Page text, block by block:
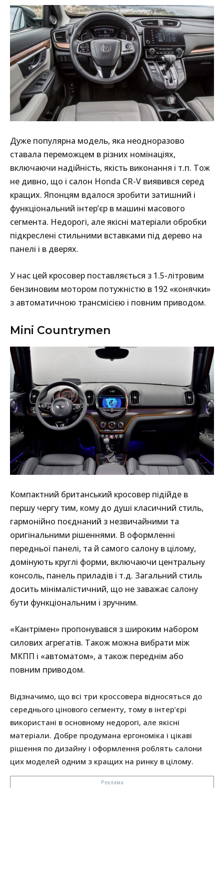
Дуже популярна модель, яка неодноразово
ставала переможцем в різних номінаціях,
включаючи надійність, якість виконання і т.п. Тож
не дивно, що і салон Honda CR-V виявився серед
кращих. Японцям вдалося зробити затишний і
функціональний інтер’єр в машині масового
сегмента. Недорогі, але якісні матеріали обробки
підкреслені стильними вставками під дерево на
панелі і в дверях.
У нас цей кросовер поставляється з 1.5-літровим
бензиновим мотором потужністю в 192 «конячки»
з автоматичною трансмісією і повним приводом.
Mini Countrymen
Компактний британський кросовер підійде в
першу чергу тим, кому до душі класичний стиль,
гармонійно поєднаний з незвичайними та
оригінальними рішеннями. В оформленні
передньої панелі, та й самого салону в цілому,
домінують круглі форми, включаючи центральну
консоль, панель приладів і т.д. Загальний стиль
досить мінімалістичний, що не заважає салону
бути функціональним і зручним.
«Кантрімен» пропонувався з широким набором
силових агрегатів. Також можна вибрати між
МКПП і «автоматом», а також переднім або
повним приводом.
Відзначимо, що всі три кроссовера відносяться до
середнього цінового сегменту, тому в інтер’єрі
використані в основному недорогі, але якісні
матеріали. Добре продумана ергономіка і цікаві
рішення по дизайну і оформлення роблять салони
цих моделей одним з кращих на ринку в цілому.